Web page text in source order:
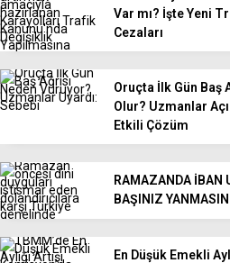
Var mı? İşte Yeni
Cezaları
Oruçta İlk Gün Baş
Olur? Uzmanlar
Etkili Çözüm
RAMAZANDA İBAN
BAŞINIZ
En Düşük Emekli